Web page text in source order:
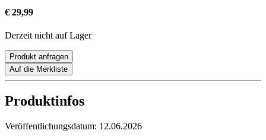
€ 29,99
Derzeit nicht auf Lager
Produkt anfragen
Auf die Merkliste
Produktinfos
Veröffentlichungsdatum: 12.06.2026